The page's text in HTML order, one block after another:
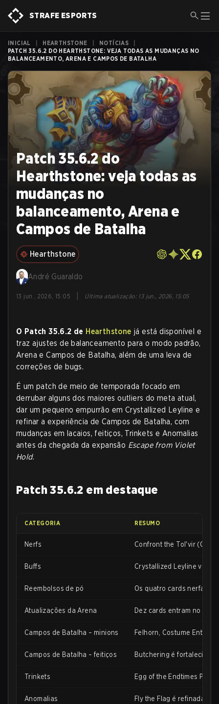
STRAFE ESPORTS
INICIAL HEARTHSTONE NOTÍCIAS
PATCH 35.6.2 DO HEARTHSTONE: VEJA TODAS AS MUDANÇAS NO
BALANCEAMENTO, ARENA E CAMPOS DE BATALHA
Patch 35.6.2 do
Hearthstone: veja todas as
mudanças no
balanceamento, Arena e
Campos de Batalha
Hearthstone
André Guaraldo
13 jun., 2026, 15:05 Última atualização: 13 jun., 2026, 15:05
O Patch 35.6.2 de Hearthstone já está disponível e
traz ajustes de balanceamento para o modo padrão,
Arena e Campos de Batalha, além de uma leva de
correções de bugs.
É um patch de meio de temporada focado em
derrubar alguns dos maiores outliers do meta atual,
dar um pequeno empurrão em Crystallized Leyline e
refinar a experiência de Campos de Batalha, com
mudanças em lacaios, feitiços, Trinkets e Anomalias
antes da chegada da expansão Escape from Violet
Hold.
Patch 35.6.2 em destaque
CATEGORIA RESUMO
Nerfs Confront the Tol'vir
Buffs Crystallized Leyline volta
Reembolsos de pó Os quatro cards
Atualizações da Arena Dez cards entram no
Campos de Batalha – minions Felhorn, Costume
Campos de Batalha – feitiços Butchering é fortalecido,
Trinkets Egg of the Endtimes
Anomalias Fly the Flag é refinada,